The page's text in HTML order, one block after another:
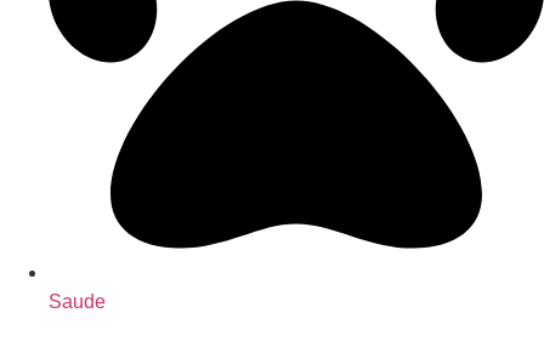
Saude